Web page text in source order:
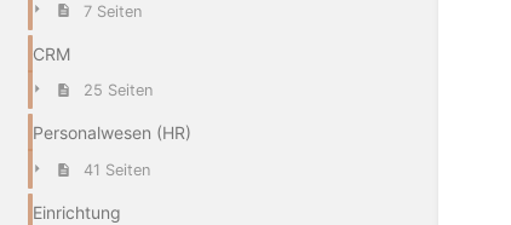
7 Seiten
CRM
25 Seiten
Personalwesen (HR)
41 Seiten
Einrichtung